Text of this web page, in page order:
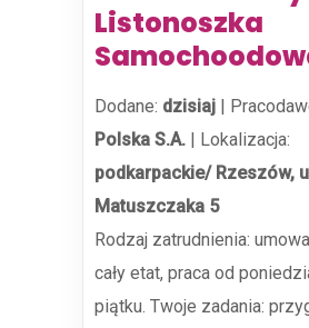
Listonoszka
Dodane: dzisiaj |
Polska S.A. | Lokalizacja:
podkarpackie/ Rzeszów,
Matuszczaka 5
Rodzaj zatrudnienia:
cały etat, praca od
piątku. Twoje zadania: